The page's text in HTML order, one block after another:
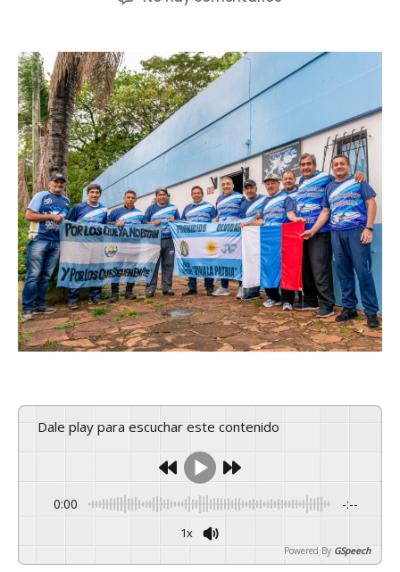
Dale play para escuchar este contenido
0:00 -:--
1x
Powered By GSpeech